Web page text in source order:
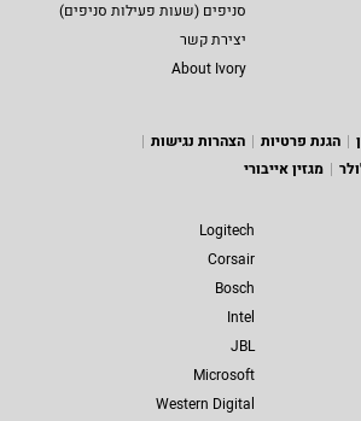
סניפים (שעות פעילות סניפים)
יצירת קשר
About Ivory
הגנת פרטיות
הצהרות נגישות
מגזין אייבורי
Logitech
Corsair
Bosch
Intel
JBL
Microsoft
Western Digital